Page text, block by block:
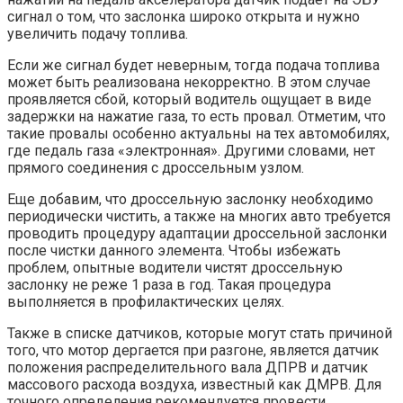
сигнал о том, что заслонка широко открыта и нужно
увеличить подачу топлива.
Если же сигнал будет неверным, тогда подача топлива
может быть реализована некорректно. В этом случае
проявляется сбой, который водитель ощущает в виде
задержки на нажатие газа, то есть провал. Отметим, что
такие провалы особенно актуальны на тех автомобилях,
где педаль газа «электронная». Другими словами, нет
прямого соединения с дроссельным узлом.
Еще добавим, что дроссельную заслонку необходимо
периодически чистить, а также на многих авто требуется
проводить процедуру адаптации дроссельной заслонки
после чистки данного элемента. Чтобы избежать
проблем, опытные водители чистят дроссельную
заслонку не реже 1 раза в год. Такая процедура
выполняется в профилактических целях.
Также в списке датчиков, которые могут стать причиной
того, что мотор дергается при разгоне, является датчик
положения распределительного вала ДПРВ и датчик
массового расхода воздуха, известный как ДМРВ. Для